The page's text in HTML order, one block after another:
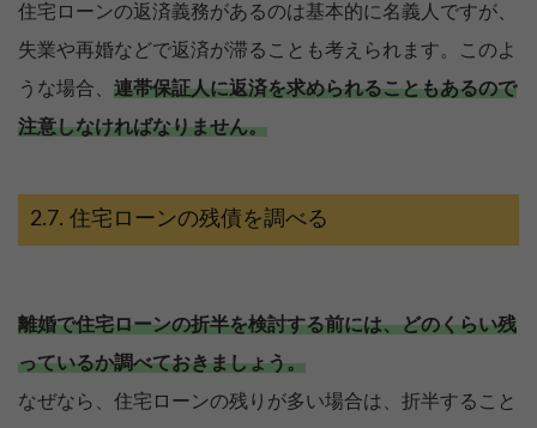
住宅ローンの返済義務があるのは基本的に名義人ですが、
失業や再婚などで返済が滞ることも考えられます。このよ
うな場合、 連帯保証人に返済を求められることもあるので
注意しなければなりません。
住宅ローンの残債を調べる
離婚で住宅ローンの折半を検討する前には、どのくらい残
っているか調べておきましょう。
なぜなら、住宅ローンの残りが多い場合は、折半すること